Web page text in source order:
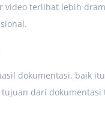
video terlihat lebih
dokumentasi, baik
dari dokumentasi